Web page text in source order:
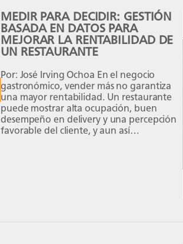
MEDIR PARA DECIDIR: GESTIÓN
BASADA EN DATOS PARA
MEJORAR LA RENTABILIDAD DE
UN RESTAURANTE
Por: José Irving Ochoa En el negocio
gastronómico, vender más no garantiza
una mayor rentabilidad. Un restaurante
puede mostrar alta ocupación, buen
desempeño en delivery y una percepción
favorable del cliente, y aun así